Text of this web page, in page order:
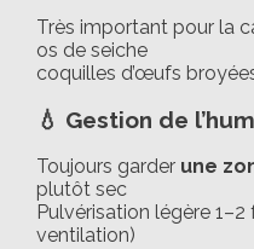
Très important pour la
os de seiche
coquilles d’œufs
💧 Gestion de
Toujours garder une
plutôt sec
Pulvérisation légère
ventilation)